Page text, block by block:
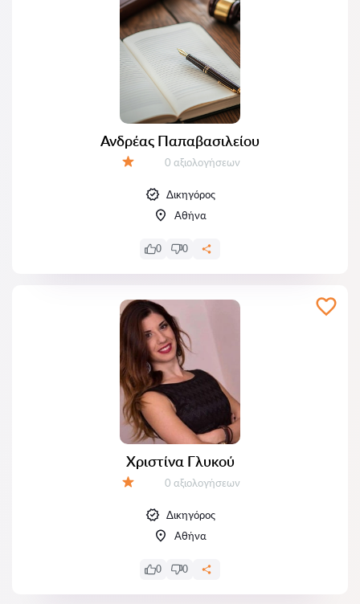
Ανδρέας Παπαβασιλείου
Αξιολογήσεις:
0 αξιολογήσεων
Δικηγόρος
Αθήνα
0 0
Χριστίνα Γλυκού
Αξιολογήσεις:
0 αξιολογήσεων
Δικηγόρος
Αθήνα
0 0